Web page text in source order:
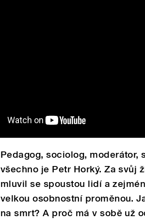
Pedagog, sociolog, moderátor,
všechno je Petr Horký. Za svůj
mluvil se spoustou lidí a
velkou osobnostní proměnou.
na smrt? A proč má v sobě už